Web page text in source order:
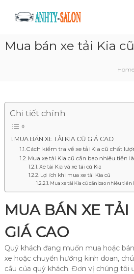
content
Mua
bán
tải
chóng
Mua bán xe tải Kia cũ
Home
Chi tiết chính
MUA BÁN XE TẢI KIA CŨ GIÁ CAO
Cách kiểm tra về xe tải Kia cũ chất
Mua xe tải Kia cũ cần bao nhiêu tiền
Xe tải Kia và xe tải cũ Kia
Lợi ích khi mua xe tải Kia cũ
Mua xe tải Kia cũ cần bao nhiêu tiền
MUA BÁN XE TẢI
GIÁ CAO
Quý khách đang muốn mua hoặc
xe hoặc chuyển hướng kinh doan,
cầu của quý khách. Đơn vị chúng tôi